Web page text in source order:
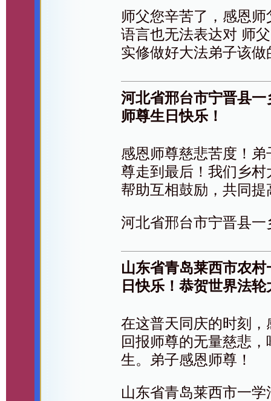
师父您辛苦了，感恩
语言也无法表达对 师
实修做好大法弟子该
河北省邢台市宁晋县
师尊生日快乐！
感恩师尊慈悲苦度！
尊走到最后！我们乡
帮助互相鼓励，共同
河北省邢台市宁晋县
山东省青岛莱西市农
日快乐！恭贺世界法
在这普天同庆的时刻
回报师尊的无量慈悲
生。弟子感恩师尊！
山东省青岛莱西市一